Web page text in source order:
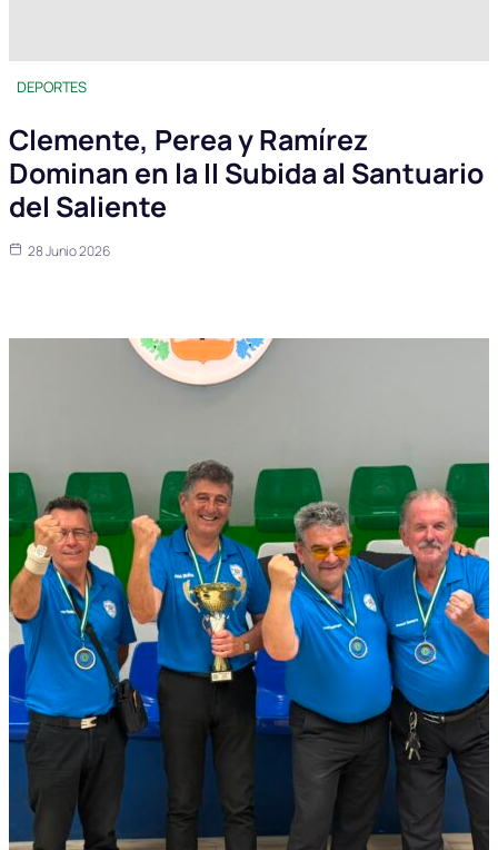
DEPORTES
Clemente, Perea y Ramírez
Dominan en la II Subida al Santuario
del Saliente
28 Junio 2026